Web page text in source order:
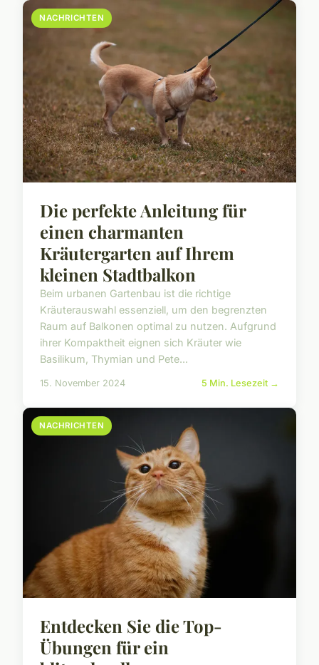
NACHRICHTEN
Die perfekte Anleitung für
einen charmanten
Kräutergarten auf Ihrem
kleinen Stadtbalkon
Beim urbanen Gartenbau ist die richtige
Kräuterauswahl essenziell, um den begrenzten
Raum auf Balkonen optimal zu nutzen. Aufgrund
ihrer Kompaktheit eignen sich Kräuter wie
Basilikum, Thymian und Pete...
15. November 2024 5 Min. Lesezeit →
NACHRICHTEN
Entdecken Sie die Top-
Übungen für ein